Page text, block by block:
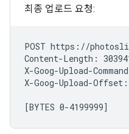
최종 업로드 요청:
POST https://
Content-Length:
X-Goog-Upload-
X-Goog-Upload-